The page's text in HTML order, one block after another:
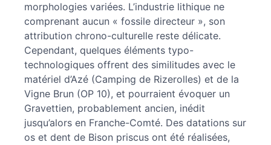
morphologies variées. L’industrie lithique ne
comprenant aucun « fossile directeur », son
attribution chrono-culturelle reste délicate.
Cependant, quelques éléments typo-
technologiques offrent des similitudes avec le
matériel d’Azé (Camping de Rizerolles) et de la
Vigne Brun (OP 10), et pourraient évoquer un
Gravettien, probablement ancien, inédit
jusqu’alors en Franche-Comté. Des datations sur
os et dent de Bison priscus ont été réalisées,